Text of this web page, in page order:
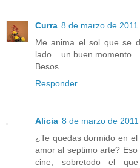
Curra 8 de marzo de
Me anima el sol que se
lado... un buen momento.
Besos
Responder
Alicia 8 de marzo de
¿Te quedas dormido en
amor al septimo arte?
cine, sobretodo el